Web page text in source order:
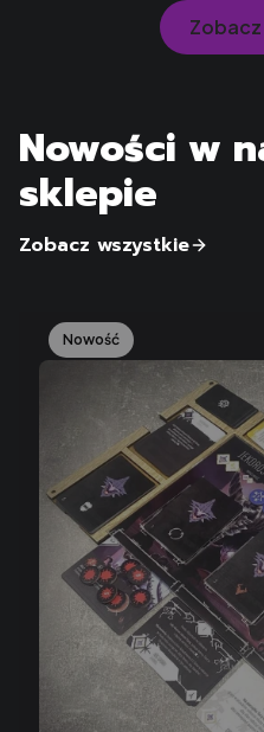
Nowości w
sklepie
Zobacz wszystkie
Nowość